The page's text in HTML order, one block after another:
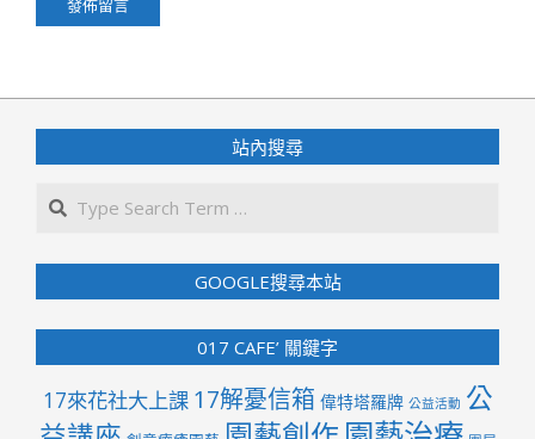
站內搜尋
GOOGLE搜尋本站
017 CAFE’ 關鍵字
17來花社大上課 17解憂信箱 偉特塔羅牌 公益活動 公